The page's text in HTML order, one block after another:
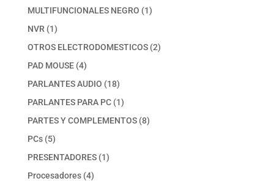
productos
MULTIFUNCIONALES NEGRO 11
NVR 11
producto
OTROS ELECTRODOMESTICOS 22
PAD MOUSE 44
productos
PARLANTES AUDIO 1818
productos
PARLANTES PARA PC 11
producto
PARTES Y COMPLEMENTOS 88
PCs 55
productos
PRESENTADORES 11
Procesadores 44